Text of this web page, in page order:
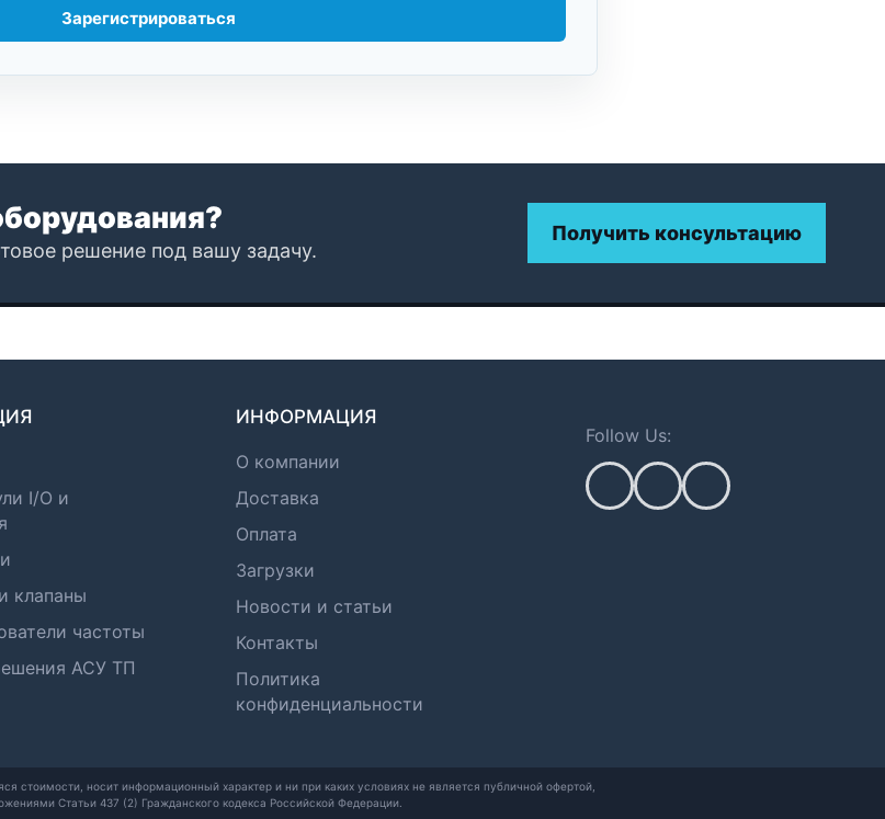
Зарегистрироваться
решение под вашу задачу.
Получить консультацию
I/O и
клапаны
частоты
АСУ ТП
ИНФОРМАЦИЯ
О компании
Доставка
Оплата
Загрузки
Новости и статьи
Контакты
Политика
конфиденциальности
Follow Us:
стоимости, носит информационный характер и ни при каких условиях не является публичной офертой,
Статьи 437 (2) Гражданского кодекса Российской Федерации.